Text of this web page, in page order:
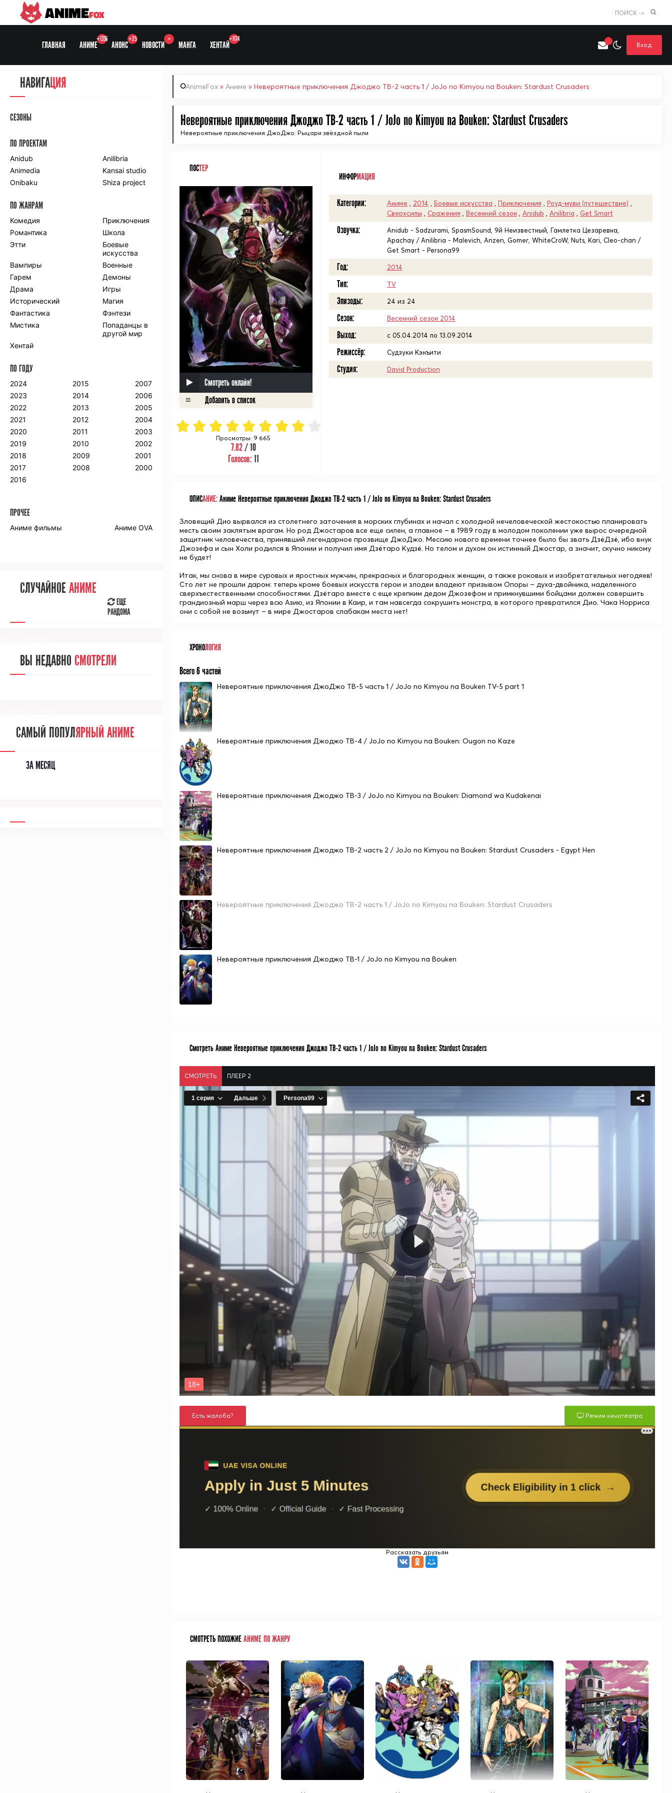
ANIMEFOX ПОИСК ->
ГЛАВНАЯ АНИМЕ
+1356
АНОНС
+25
НОВОСТИ
+
МАНГА ХЕНТАЙ
+1174
Вход
AnimeFox » Аниме » Невероятные приключения Джоджо ТВ-2 часть 1 / JoJo no Kimyou na Bouken: Stardust Crusaders
Невероятные приключения Джоджо ТВ-2 часть 1 / JoJo no Kimyou na Bouken: Stardust Crusaders
Невероятные приключения ДжоДжо: Рыцари звёздной пыли
ПОСТЕР
Смотреть онлайн!
Просмотры: 9 665
7.82/ 10
Голосов: 11
ИНФОРМАЦИЯ
Категории: Аниме 2014 Боевые искусства Приключения Роуд-муви (путешествие)
Сверхсилы
Сражения Весенний сезон Anidub Anilibria Get Smart
Озвучка:
Anidub - Sadzurami, SpasmSound, 9й Неизвестный, Гамлетка Цезаревна,
Apachay / Anilibria - Malevich, Anzen, Gomer, WhiteCroW, Nuts, Kari, Cleo-chan /
Get Smart - Persona99
Год: 2014
Тип: TV
Эпизоды: 24 из 24
Сезон: Весенний сезон 2014
Выход: c 05.04.2014 по 13.09.2014
Режиссёр: Судзуки Кэнъити
Студия: David Production
ОПИСАНИЕ:Аниме Невероятные приключения Джоджо ТВ-2 часть 1 / JoJo no Kimyou na Bouken: Stardust Crusaders
Зловещий Дио вырвался из столетнего заточения в морских глубинах и начал с холодной нечеловеческой жестокостью планировать
месть своим заклятым врагам. Но род Джостаров все еще силен, а главное – в 1989 году в молодом поколении уже вырос очередной
защитник человечества, принявший легендарное прозвище ДжоДжо. Мессию нового времени точнее было бы звать ДзёДзё, ибо внук
Джозефа и сын Холи родился в Японии и получил имя Дзётаро Кудзё. Но телом и духом он истинный Джостар, а значит, скучно никому
не будет!
Итак, мы снова в мире суровых и яростных мужчин, прекрасных и благородных женщин, а также роковых и изобретательных негодяев!
Сто лет не прошли даром: теперь кроме боевых искусств герои и злодеи владеют призывом Опоры – духа-двойника, наделенного
сверхъестественными способностями. Дзётаро вместе с еще крепким дедом Джозефом и примкнувшими бойцами должен совершить
грандиозный марш через всю Азию, из Японии в Каир, и там навсегда сокрушить монстра, в которого превратился Дио. Чака Норриса
они с собой не возьмут – в мире Джостаров слабакам места нет!
ХРОНОЛОГИЯ
Всего 6 частей
Невероятные приключения ДжоДжо ТВ-5 часть 1 / JoJo no Kimyou na Bouken TV-5 part 1
Невероятные приключения Джоджо ТВ-4 / JoJo no Kimyou na Bouken: Ougon no Kaze
Невероятные приключения Джоджо ТВ-3 / JoJo no Kimyou na Bouken: Diamond wa Kudakenai
Невероятные приключения Джоджо ТВ-2 часть 2 / JoJo no Kimyou na Bouken: Stardust Crusaders - Egypt Hen
Невероятные приключения Джоджо ТВ-2 часть 1 / JoJo no Kimyou na Bouken: Stardust Crusaders
Невероятные приключения Джоджо ТВ-1 / JoJo no Kimyou na Bouken
Смотреть Аниме Невероятные приключения Джоджо ТВ-2 часть 1 / JoJo no Kimyou na Bouken: Stardust Crusaders
СМОТРЕТЬ ПЛЕЕР 2
Есть жалоба? Режим кинотеатра
Рассказать друзьям
СМОТРЕТЬ ПОХОЖИЕАНИМЕ ПО ЖАНРУ
НАВИГАЦИЯ
СЕЗОНЫ
ПО ПРОЕКТАМ
Anidub
Anilibria
Animedia
Kansai studio
Onibaku
Shiza project
ПО ЖАНРАМ
Комедия
Приключения
Романтика
Школа
Этти
Боевые
искусства
Вампиры
Военные
Гарем
Демоны
Драма
Игры
Исторический
Магия
Фантастика
Фэнтези
Мистика
Попаданцы в
другой мир
Хентай
ПО ГОДУ
2024
2023
2022
2021
2020
2019
2018
2017
2016
2015
2014
2013
2012
2011
2010
2009
2008
2007
2006
2005
2004
2003
2002
2001
2000
ПРОЧЕЕ
Аниме фильмы Аниме OVA
СЛУЧАЙНОЕ АНИМЕ
ЕЩЕ
РАНДОМА
ВЫ НЕДАВНО СМОТРЕЛИ
САМЫЙ ПОПУЛЯРНЫЙ АНИМЕ
ЗА МЕСЯЦ